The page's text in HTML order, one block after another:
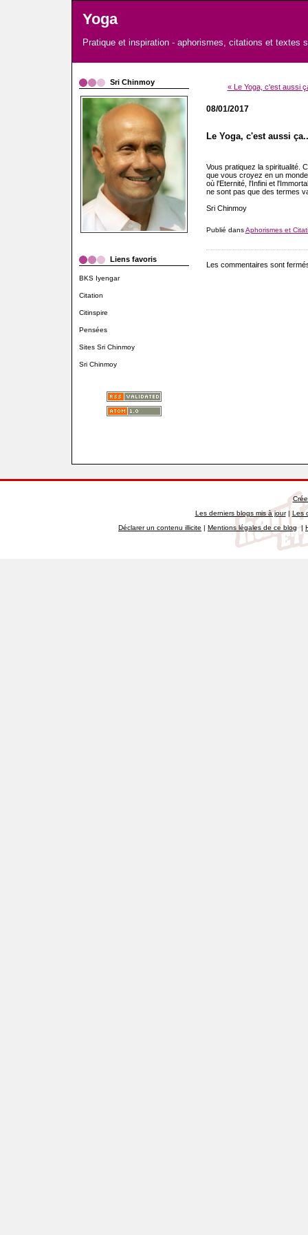
Yoga
Pratique et inspiration - aphorismes, citations et textes
Sri Chinmoy
Liens favoris
BKS Iyengar
Citation
Citinspire
Pensées
Sites Sri Chinmoy
Sri Chinmoy
« Le Yoga, c'est aussi
08/01/2017
Le Yoga, c'est aussi
Vous pratiquez la spiritualité.
que vous croyez en un
où l'Eternité, l'Infini et
ne sont pas que des termes
Sri Chinmoy
Publié dansAphorismes et
Les commentaires sont
Les derniers blogs mis à jour|Les
Déclarer un contenu illicite | Mentions légales de ce blog|